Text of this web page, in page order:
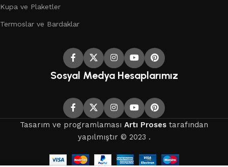
Kupa ve Plaketler
Termoslar ve Bardaklar
Sosyal Medya Hesaplarımız
Tasarım ve programlaması Artı Proses tarafından
yapılmıştır © 2023 .